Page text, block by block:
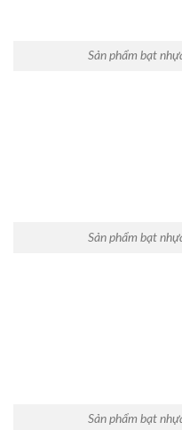
Sản phẩm bạt
Sản phẩm bạt
Sản phẩm bạt